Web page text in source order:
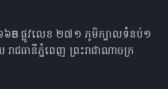
៦B ផ្លូវលេខ ២៧១ ភូមិក្បាលទំនប់១
ជធានីភ្នំពេញ ព្រះរាជាណាចក្រ